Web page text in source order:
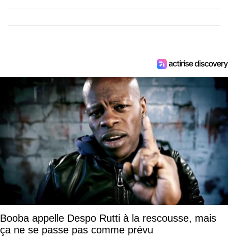
Booba appelle Despo Rutti à la rescousse, mais
ça ne se passe pas comme prévu